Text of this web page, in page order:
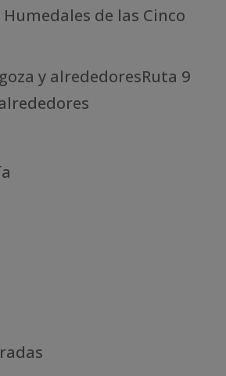
de las Cinco
y alrededoresRuta 9